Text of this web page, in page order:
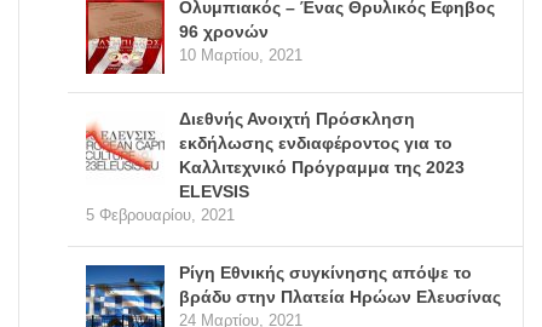
Ολυμπιακός – Ένας Θρυλικός Εφηβος
96 χρονών
10 Μαρτίου, 2021
Διεθνής Ανοιχτή Πρόσκληση
εκδήλωσης ενδιαφέροντος για το
Καλλιτεχνικό Πρόγραμμα της 2023
ELEVSIS
5 Φεβρουαρίου, 2021
Ρίγη Εθνικής συγκίνησης απόψε το
βράδυ στην Πλατεία Ηρώων Ελευσίνας
24 Μαρτίου, 2021